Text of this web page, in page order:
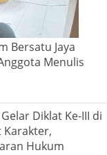
Bersatu Jaya
Menulis
Diklat Ke-III di
Karakter,
Hukum